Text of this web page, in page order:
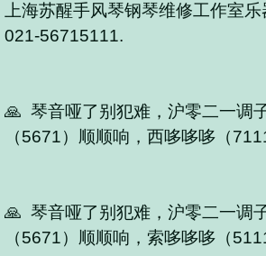
上海苏醒手风琴钢琴维修工作室
021-56715111.
🙏 琴音哑了别犯难，沪零二一调
（5671）顺顺响，西哆哆哆（
🙏 琴音哑了别犯难，沪零二一调
（5671）顺顺响，索哆哆哆（